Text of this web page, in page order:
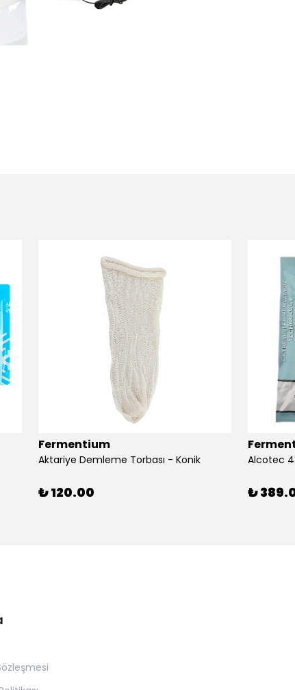
Fermentium
Aktariye Demleme Torbası - Konik
₺ 120.00
Alcotec
₺